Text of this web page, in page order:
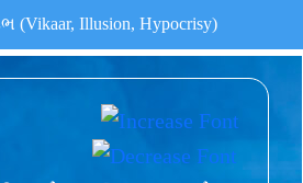
(Vikaar, Illusion, Hypocrisy)